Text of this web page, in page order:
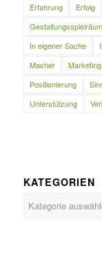
Erfahrung
Erfolg
In eigener Sache
Macher
Marketing
Positionierung
Unterstützung
KATEGORIEN